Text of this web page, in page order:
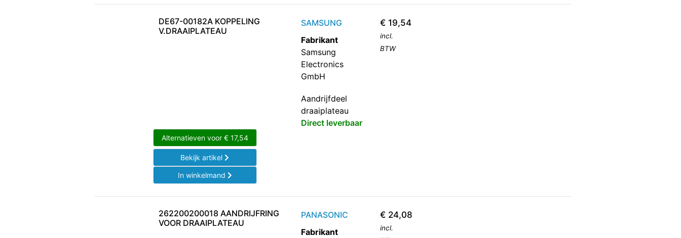
DE67-00182A KOPPELING
V.DRAAIPLATEAU
SAMSUNG
Fabrikant
Samsung
Electronics
GmbH
Aandrijfdeel
draaiplateau
Direct leverbaar
€ 19,54
incl.
BTW
Alternatieven voor €17,54
Bekijk artikel
In winkelmand
262200200018 AANDRIJFRING
VOOR DRAAIPLATEAU
PANASONIC
Fabrikant
€ 24,08
incl.